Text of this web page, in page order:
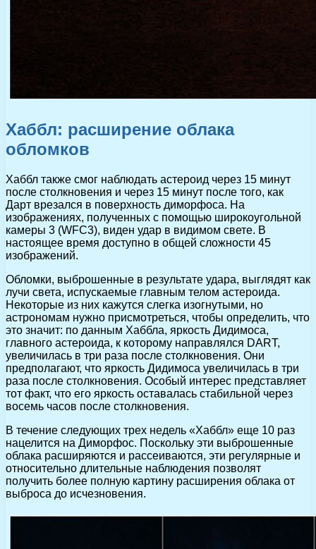
Хаббл: расширение облака
обломков
Хаббл также смог наблюдать астероид через 15 минут
после столкновения и через 15 минут после того, как
Дарт врезался в поверхность диморфоса. На
изображениях, полученных с помощью широкоугольной
камеры 3 (WFC3), виден удар в видимом свете. В
настоящее время доступно в общей сложности 45
изображений.
Обломки, выброшенные в результате удара, выглядят как
лучи света, испускаемые главным телом астероида.
Некоторые из них кажутся слегка изогнутыми, но
астрономам нужно присмотреться, чтобы определить, что
это значит: по данным Хаббла, яркость Дидимоса,
главного астероида, к которому направлялся DART,
увеличилась в три раза после столкновения. Они
предполагают, что яркость Дидимоса увеличилась в три
раза после столкновения. Особый интерес представляет
тот факт, что его яркость оставалась стабильной через
восемь часов после столкновения.
В течение следующих трех недель «Хаббл» еще 10 раз
нацелится на Диморфос. Поскольку эти выброшенные
облака расширяются и рассеиваются, эти регулярные и
относительно длительные наблюдения позволят
получить более полную картину расширения облака от
выброса до исчезновения.